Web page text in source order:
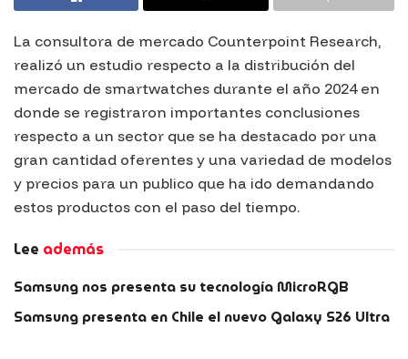
La consultora de mercado Counterpoint Research,
realizó un estudio respecto a la distribución del
mercado de smartwatches durante el año 2024 en
donde se registraron importantes conclusiones
respecto a un sector que se ha destacado por una
gran cantidad oferentes y una variedad de modelos
y precios para un publico que ha ido demandando
estos productos con el paso del tiempo.
Lee además
Samsung nos presenta su tecnología MicroRGB
Samsung presenta en Chile el nuevo Galaxy S26 Ultra